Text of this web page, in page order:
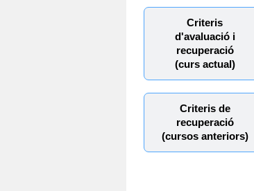
Criteris
d'avaluació i
recuperació
(curs actual)
Criteris de
recuperació
(cursos anteriors)